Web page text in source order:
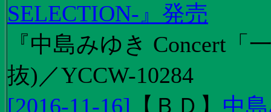
SELECTION-』発売
『中島みゆき Concert
抜)／YCCW-10284
[2016-11-16] 【 ＢＤ 】 中